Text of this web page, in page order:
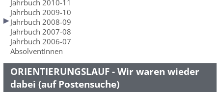
Jahrbuch 2010-11
Jahrbuch 2009-10
Jahrbuch 2008-09
Jahrbuch 2007-08
Jahrbuch 2006-07
AbsolventInnen
ORIENTIERUNGSLAUF - Wir waren wieder
dabei (auf Postensuche)